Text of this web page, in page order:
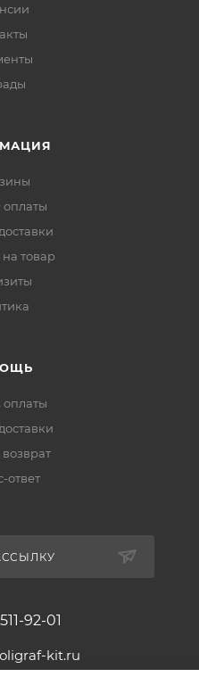
оплаты
товар
оплаты
ответ
92-01
kit.ru